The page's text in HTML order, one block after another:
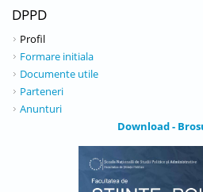
DPPD
Profil
Formare initiala
Documente utile
Parteneri
Anunturi
Download -